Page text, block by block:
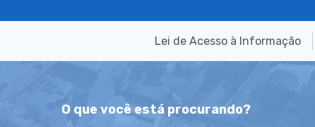
Lei de Acesso à Informação
O que você está procurando?